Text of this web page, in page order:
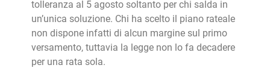
tolleranza al 5 agosto soltanto per chi salda in
un’unica soluzione. Chi ha scelto il piano rateale
non dispone infatti di alcun margine sul primo
versamento, tuttavia la legge non lo fa decadere
per una rata sola.